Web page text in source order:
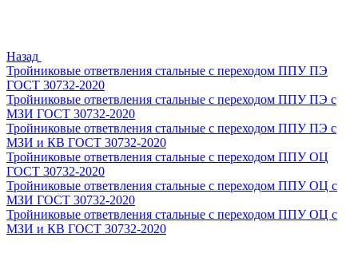
Назад
Тройниковые ответвления стальные с переходом ППУ ПЭ
ГОСТ 30732-2020
Тройниковые ответвления стальные с переходом ППУ ПЭ с
МЗИ ГОСТ 30732-2020
Тройниковые ответвления стальные с переходом ППУ ПЭ с
МЗИ и КВ ГОСТ 30732-2020
Тройниковые ответвления стальные с переходом ППУ ОЦ
ГОСТ 30732-2020
Тройниковые ответвления стальные с переходом ППУ ОЦ с
МЗИ ГОСТ 30732-2020
Тройниковые ответвления стальные с переходом ППУ ОЦ с
МЗИ и КВ ГОСТ 30732-2020